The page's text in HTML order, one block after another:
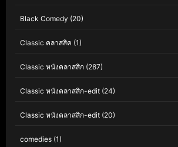
Black Comedy (20)
Classic คลาสสิค (1)
Classic หนังคลาสสิก (287)
Classic หนังคลาสสิก-edit (24)
Classic หนังคลาสสิก-edit (20)
comedies (1)